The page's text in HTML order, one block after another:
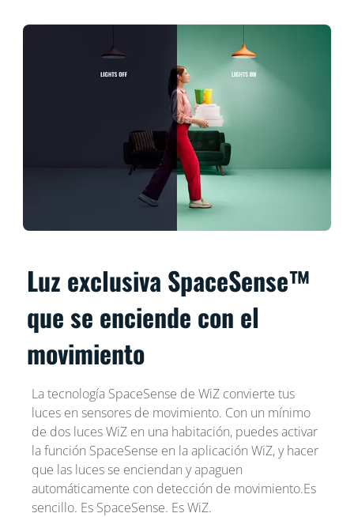
Luz exclusiva SpaceSense™
que se enciende con el
movimiento
La tecnología SpaceSense de WiZ convierte tus
luces en sensores de movimiento. Con un mínimo
de dos luces WiZ en una habitación, puedes activar
la función SpaceSense en la aplicación WiZ, y hacer
que las luces se enciendan y apaguen
automáticamente con detección de movimiento.Es
sencillo. Es SpaceSense. Es WiZ.